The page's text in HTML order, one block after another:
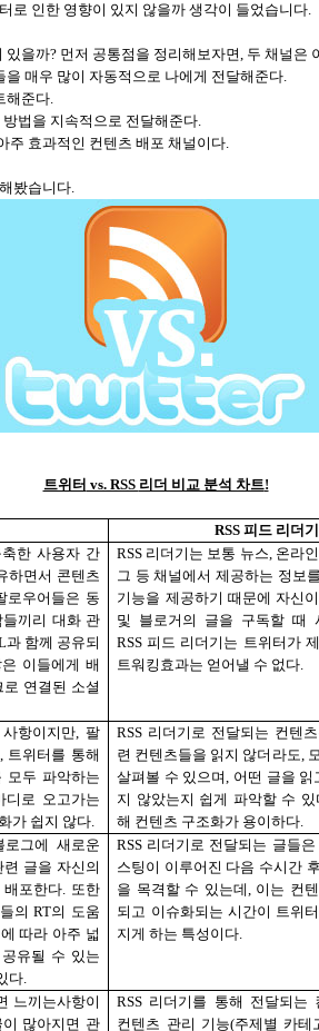
로 인한 영향이 있지 않을까 생각이 들었습니다.
있을까? 먼저 공통점을 정리해보자면, 두 채널은
매우 많이 자동적으로 나에게 전달해준다.
해준다.
법을 지속적으로 전달해준다.
주 효과적인 컨텐츠 배포 채널이다.
봤습니다.
트위터 vs. RSS 리더 비교 분석 차트!
RSS 피드 리더기
한 사용자 간
하면서 콘텐츠
로우어들은 동
끼리 대화 관
과 함께 공유되
이들에게 배
연결된 소셜
RSS 리더기는 보통 뉴스, 온라
그 등 채널에서 제공하는 정보
기능을 제공하기 때문에 자신
및 블로거의 글을 구독할 때
RSS피드 리더기는 트위터가
트워킹효과는 얻어낼 수 없다.
항이지만, 팔
, 트위터를 통해
모두 파악하는
디로 오고가는
가 쉽지 않다.
RSS 리더기로 전달되는 컨텐
련 컨텐츠들을 읽지 않더라도,
살펴볼 수 있으며, 어떤 글을 읽
지 않았는지 쉽게 파악할 수 있
해 컨텐츠 구조화가 용이하다.
그에 새로운
련 글을 자신의
배포한다. 또한
의 RT의 도움
따라 아주 넓
공유될 수 있는
다.
RSS 리더기로 전달되는 글들
스팅이 이루어진 다음 수시간
을 목격할 수 있는데, 이는 컨
되고 이슈화되는 시간이 트위
지게 하는 특성이다.
느끼는사항이
많아지면 관
RSS 리더기를 통해 전달되는
컨텐츠 관리 기능(주제별 카테